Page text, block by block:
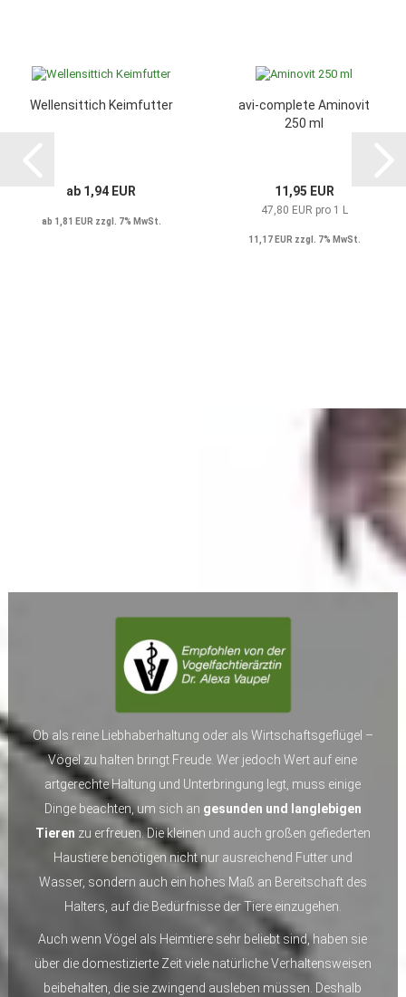
Wellensittich Keimfutter
ab 1,94 EUR
ab 1,81 EUR zzgl. 7% MwSt.
avi-complete Aminovit
250 ml
11,95 EUR
47,80 EUR pro 1 L
11,17 EUR zzgl. 7% MwSt.
Ob als reine Liebhaberhaltung oder als Wirtschaftsgeflügel –
Vögel zu halten bringt Freude. Wer jedoch Wert auf eine
artgerechte Haltung und Unterbringung legt, muss einige
Dinge beachten, um sich an gesunden und langlebigen
Tieren zu erfreuen. Die kleinen und auch großen gefiederten
Haustiere benötigen nicht nur ausreichend Futter und
Wasser, sondern auch ein hohes Maß an Bereitschaft des
Halters, auf die Bedürfnisse der Tiere einzugehen.
Auch wenn Vögel als Heimtiere sehr beliebt sind, haben sie
über die domestizierte Zeit viele natürliche Verhaltensweisen
beibehalten, die sie zwingend ausleben müssen. Deshalb